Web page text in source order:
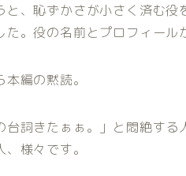
と、恥ずかさが小さく済む
。役の名前とプロフィール
編の黙読。
詞きたぁぁ。」と悶絶する
様々です。